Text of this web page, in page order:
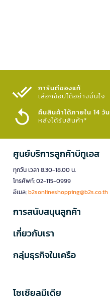
การันตีของแท้
เลือกช้อปได้อย่างมั่นใจ​
คืนสินค้าได้ภายใน 14 วัน
หลังได้รับสินค้า*
ศูนย์บริการลูกค้าบีทูเอส
ทุกวัน เวลา 8.30-18.00 น.
โทรศัพท์: 02-115-0999
อีเมล:b2sonlineshopping@b2s.co.th
การสนับสนุนลูกค้า
เกี่ยวกับเรา
กลุ่มธุรกิจในเครือ
โซเซียลมีเดีย​